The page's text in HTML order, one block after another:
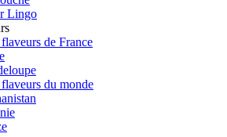
Lingo
de France
du monde